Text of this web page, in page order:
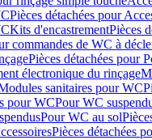
Pièces détachées pour
Kits d'encastrementPièces
commandes de WC à
Pièces détachées pour
électronique du rinçage
sanitaires pour WC
pour WCPour WC
Pour WC au sol
Pièces détachées